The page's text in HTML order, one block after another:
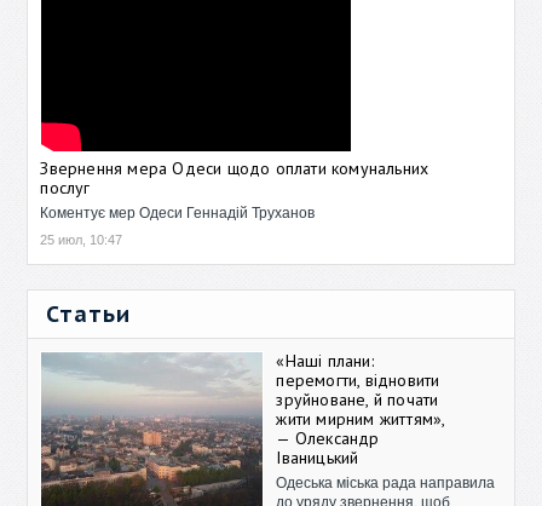
Звернення мера Одеси щодо оплати комунальних
послуг
Коментує мер Одеси Геннадій Труханов
25 июл, 10:47
Статьи
«Наші плани:
перемогти, відновити
зруйноване, й почати
жити мирним життям»,
— Олександр
Іваницький
Одеська міська рада направила
до уряду звернення, щоб